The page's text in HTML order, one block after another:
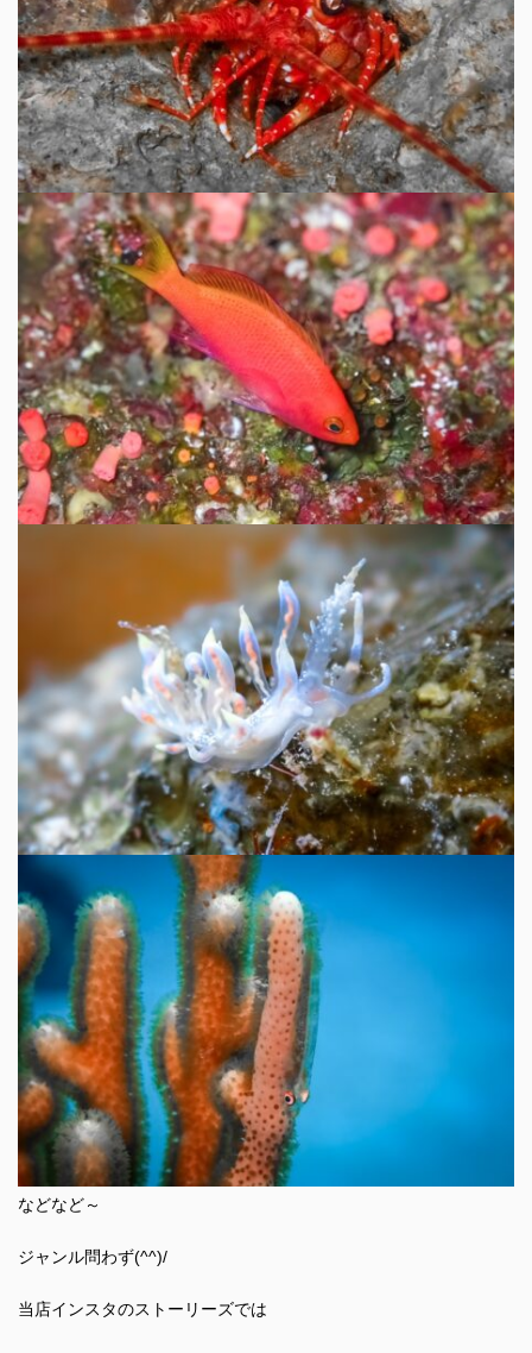
などなど～
ジャンル問わず(^^)/
当店インスタのストーリーズでは